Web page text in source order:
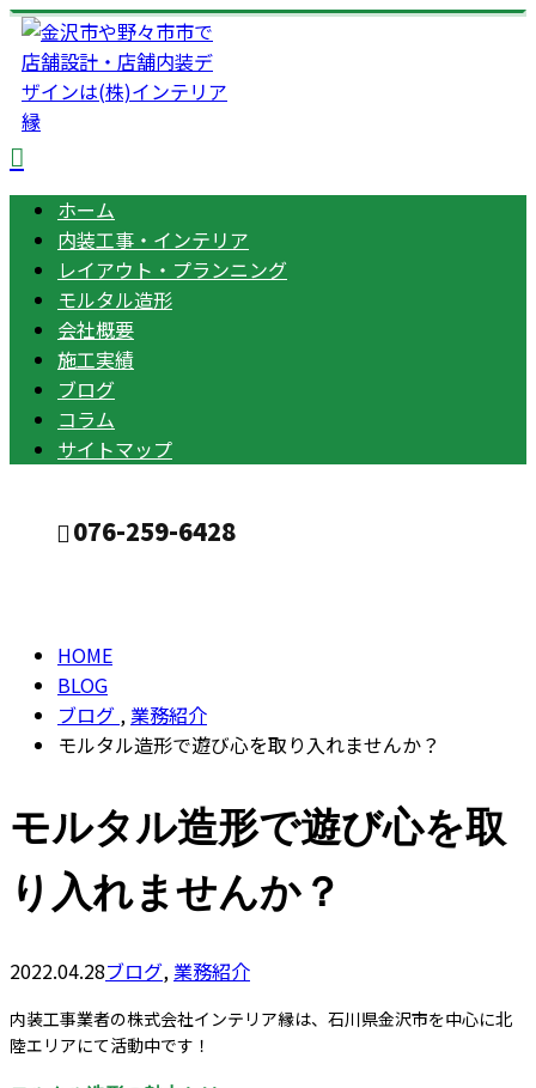
ホーム
内装工事・インテリア
レイアウト・プランニング
モルタル造形
会社概要
施工実績
ブログ
コラム
サイトマップ
076-259-6428
HOME
BLOG
ブログ ,業務紹介
モルタル造形で遊び心を取り入れませんか？
モルタル造形で遊び心を取
り入れませんか？
2022.04.28ブログ,業務紹介
内装工事業者の株式会社インテリア縁は、石川県金沢市を中心に北
陸エリアにて活動中です！